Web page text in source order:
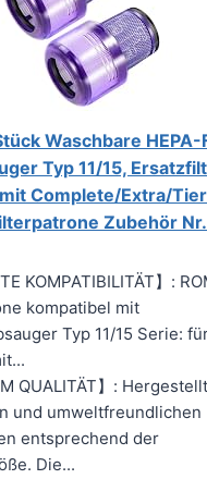
Waschbare
Typ 11/15,
Complete/Extra/
Zubehör
KOMPATIBILITÄT】:
kompatibel mit
Typ 11/15 Serie:
QUALITÄT】:
und umweltfreundlichen
entsprechend der
Die...